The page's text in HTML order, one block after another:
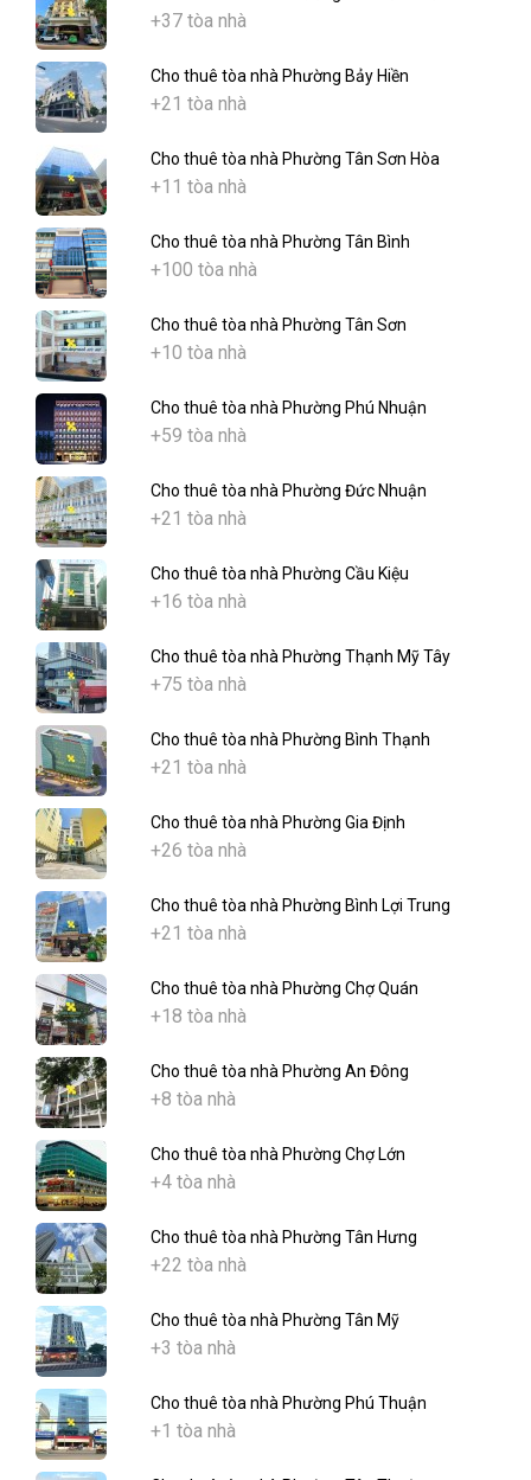
+37 tòa nhà
Cho thuê tòa nhà Phường Bảy Hiền
+21 tòa nhà
Cho thuê tòa nhà Phường Tân Sơn Hòa
+11 tòa nhà
Cho thuê tòa nhà Phường Tân Bình
+100 tòa nhà
Cho thuê tòa nhà Phường Tân Sơn
+10 tòa nhà
Cho thuê tòa nhà Phường Phú Nhuận
+59 tòa nhà
Cho thuê tòa nhà Phường Đức Nhuận
+21 tòa nhà
Cho thuê tòa nhà Phường Cầu Kiệu
+16 tòa nhà
Cho thuê tòa nhà Phường Thạnh Mỹ Tây
+75 tòa nhà
Cho thuê tòa nhà Phường Bình Thạnh
+21 tòa nhà
Cho thuê tòa nhà Phường Gia Định
+26 tòa nhà
Cho thuê tòa nhà Phường Bình Lợi Trung
+21 tòa nhà
Cho thuê tòa nhà Phường Chợ Quán
+18 tòa nhà
Cho thuê tòa nhà Phường An Đông
+8 tòa nhà
Cho thuê tòa nhà Phường Chợ Lớn
+4 tòa nhà
Cho thuê tòa nhà Phường Tân Hưng
+22 tòa nhà
Cho thuê tòa nhà Phường Tân Mỹ
+3 tòa nhà
Cho thuê tòa nhà Phường Phú Thuận
+1 tòa nhà